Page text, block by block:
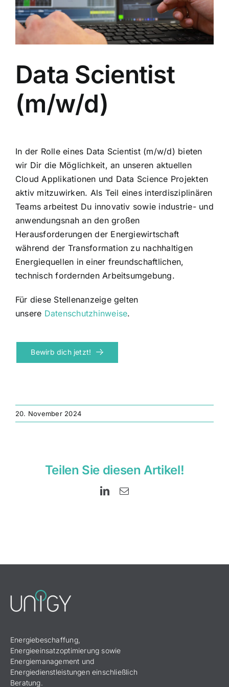
Tech
Data Scientist
(m/w/d)
In der Rolle eines Data Scientist (m/w/d) bieten
wir Dir die Möglichkeit, an unseren aktuellen
Cloud Applikationen und Data Science Projekten
aktiv mitzuwirken. Als Teil eines interdisziplinären
Teams arbeitest Du innovativ sowie industrie- und
anwendungsnah an den großen
Herausforderungen der Energiewirtschaft
während der Transformation zu nachhaltigen
Energiequellen in einer freundschaftlichen,
technisch fordernden Arbeitsumgebung.
Für diese Stellenanzeige gelten
unsere Datenschutzhinweise.
Bewirb dich jetzt!
20. November 2024
Teilen Sie diesen Artikel!
LinkedIn
E-
Energiebeschaffung,
Energieeinsatzoptimierung sowie
Energiemanagement und
Energiedienstleistungen einschließlich
Beratung.